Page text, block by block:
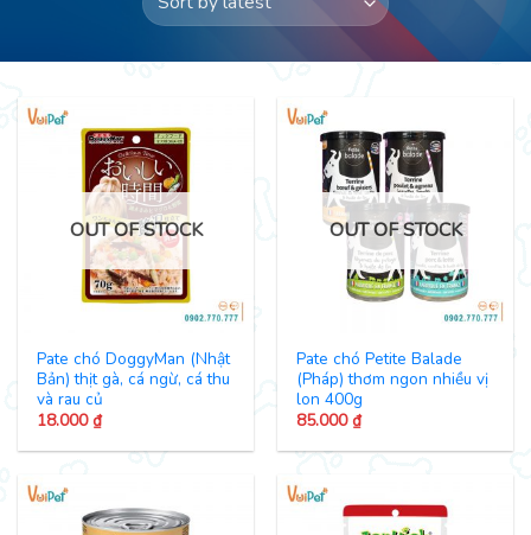
OUT OF STOCK
Pate chó DoggyMan (Nhật
Bản) thịt gà, cá ngừ, cá thu
và rau củ
18.000₫
OUT OF STOCK
Pate chó Petite Balade
(Pháp) thơm ngon nhiều vị
lon 400g
85.000₫